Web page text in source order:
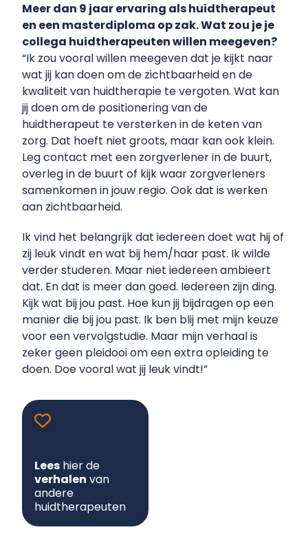
Meer dan 9 jaar ervaring als huidtherapeut
en een masterdiploma op zak. Wat zou je je
collega huidtherapeuten willen meegeven?
“Ik zou vooral willen meegeven dat je kijkt naar
wat jij kan doen om de zichtbaarheid en de
kwaliteit van huidtherapie te vergoten. Wat kan
jij doen om de positionering van de
huidtherapeut te versterken in de keten van
zorg. Dat hoeft niet groots, maar kan ook klein.
Leg contact met een zorgverlener in de buurt,
overleg in de buurt of kijk waar zorgverleners
samenkomen in jouw regio. Ook dat is werken
aan zichtbaarheid.
Ik vind het belangrijk dat iedereen doet wat hij of
zij leuk vindt en wat bij hem/haar past. Ik wilde
verder studeren. Maar niet iedereen ambieert
dat. En dat is meer dan goed. Iedereen zijn ding.
Kijk wat bij jou past. Hoe kun jij bijdragen op een
manier die bij jou past. Ik ben blij met mijn keuze
voor een vervolgstudie. Maar mijn verhaal is
zeker geen pleidooi om een extra opleiding te
doen. Doe vooral wat jij leuk vindt!”
Lees hier de
verhalen van
andere
huidtherapeuten